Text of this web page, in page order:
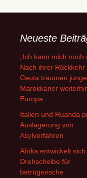
Neueste
„Ich kann mich noch
Nach ihrer Rückkehr
Ceuta träumen junge
Marokkaner
Europa
Italien und Ruanda
Auslagerung von
Asylverfahren
Afrika entwickelt
Drehscheibe für
betrügerische